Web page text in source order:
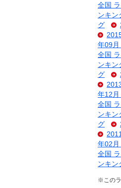
全国
ンキン
グ
年09
全国
ンキン
グ
年12
全国
ンキン
グ
年02
全国
ンキン
※このラ